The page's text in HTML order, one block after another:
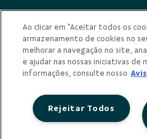
Indícios de Ilicitude
Privacidade
Ao clicar em "Aceitar todos os
armazenamento de cookies no
melhorar a navegação no site,
e ajudar nas nossas iniciativas de
informações, consulte nosso
Rejeitar Todos